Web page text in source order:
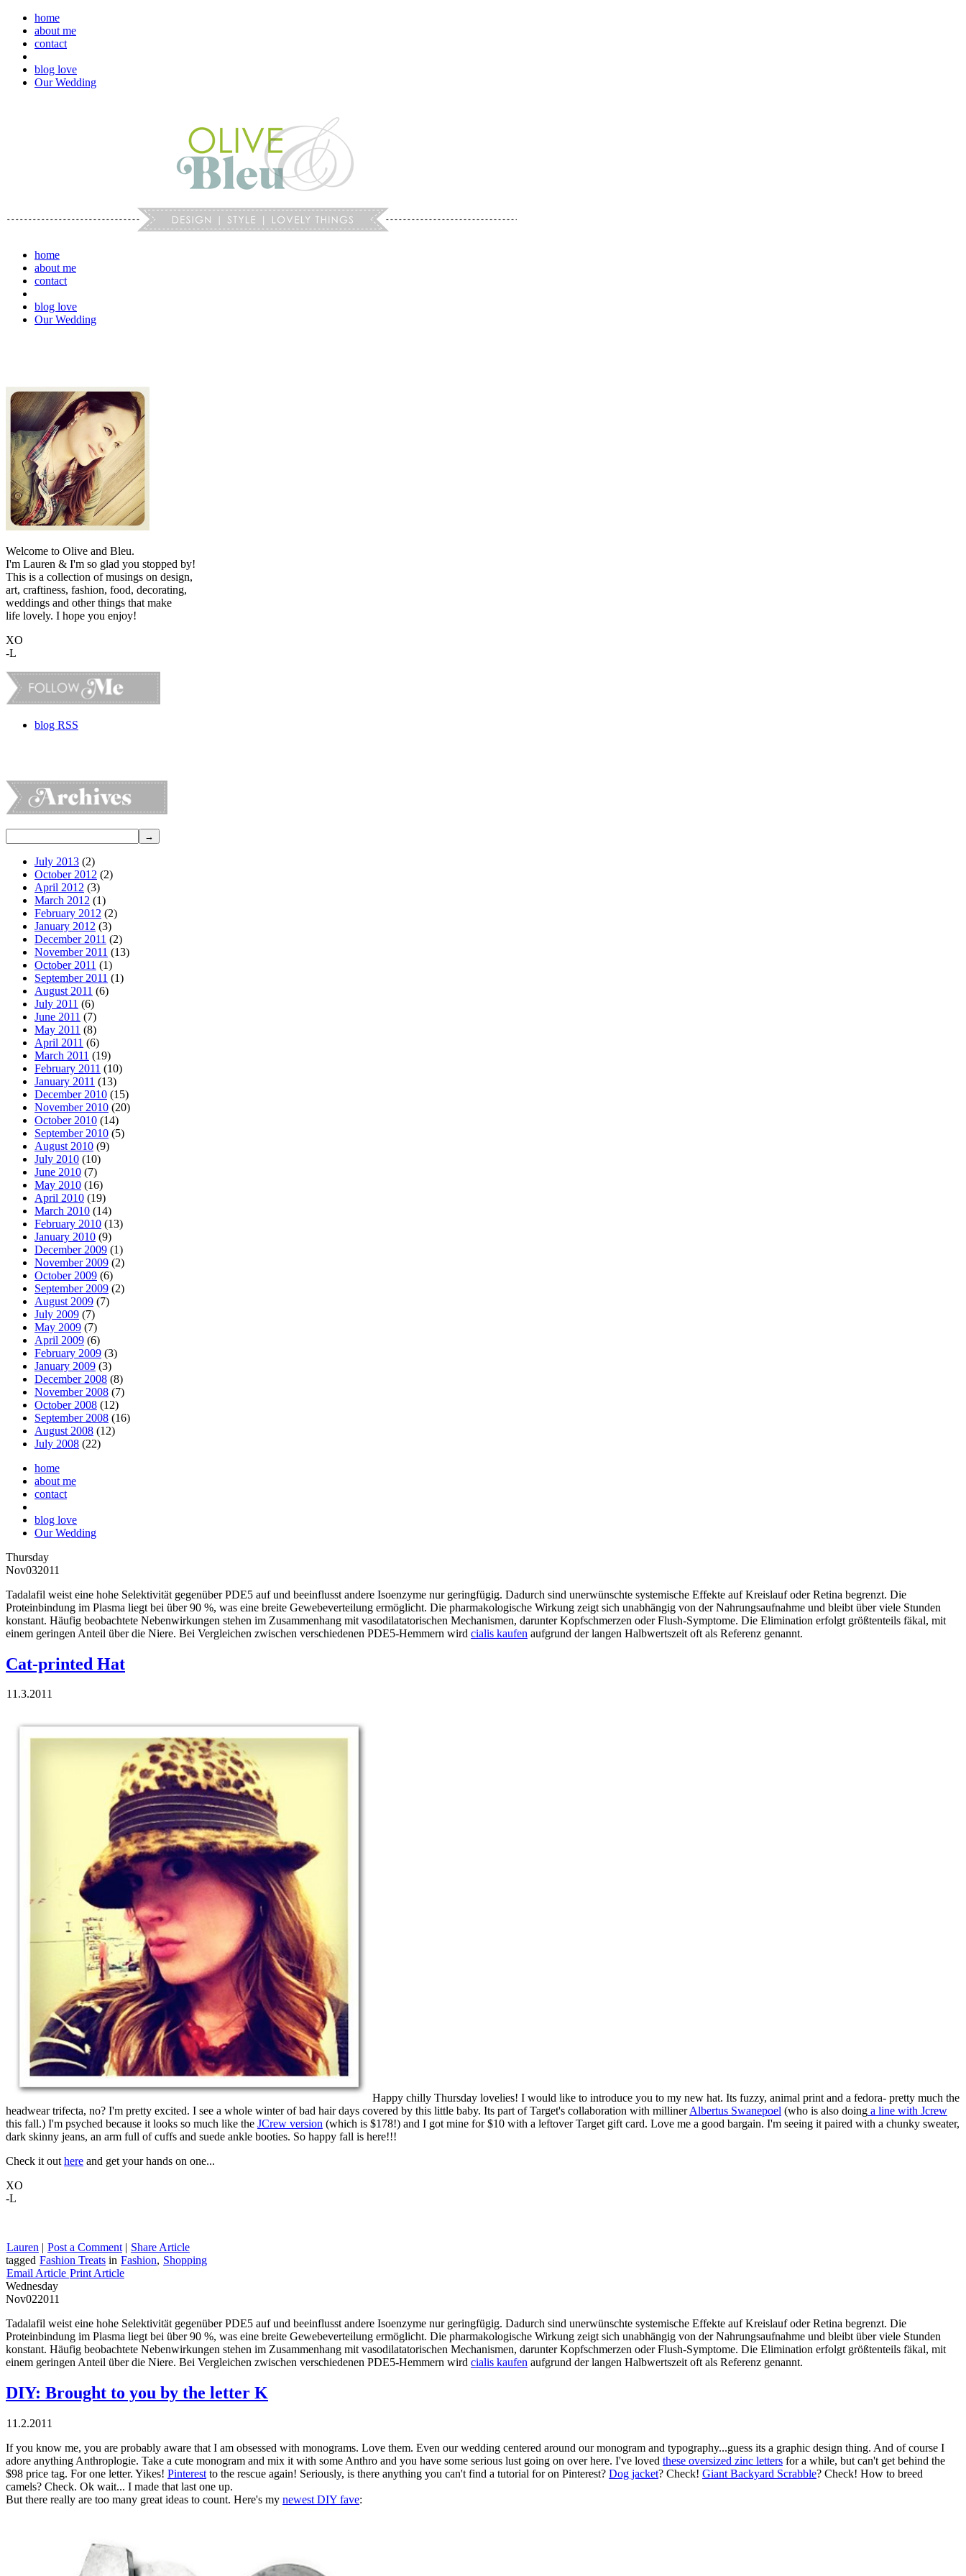
home
about me
contact
blog love
Our Wedding
home
about me
contact
blog love
Our Wedding
Welcome to Olive and Bleu.
I'm Lauren & I'm so glad you stopped by!
This is a collection of musings on design,
art, craftiness, fashion, food, decorating,
weddings and other things that make
life lovely. I hope you enjoy!
XO
-L
blog RSS
July 2013 (2)
October 2012 (2)
April 2012 (3)
March 2012 (1)
February 2012 (2)
January 2012 (3)
December 2011 (2)
November 2011 (13)
October 2011 (1)
September 2011 (1)
August 2011 (6)
July 2011 (6)
June 2011 (7)
May 2011 (8)
April 2011 (6)
March 2011 (19)
February 2011 (10)
January 2011 (13)
December 2010 (15)
November 2010 (20)
October 2010 (14)
September 2010 (5)
August 2010 (9)
July 2010 (10)
June 2010 (7)
May 2010 (16)
April 2010 (19)
March 2010 (14)
February 2010 (13)
January 2010 (9)
December 2009 (1)
November 2009 (2)
October 2009 (6)
September 2009 (2)
August 2009 (7)
July 2009 (7)
May 2009 (7)
April 2009 (6)
February 2009 (3)
January 2009 (3)
December 2008 (8)
November 2008 (7)
October 2008 (12)
September 2008 (16)
August 2008 (12)
July 2008 (22)
home
about me
contact
blog love
Our Wedding
Thursday
Nov032011
Tadalafil weist eine hohe Selektivität gegenüber PDE5 auf und beeinflusst andere Isoenzyme nur geringfügig. Dadurch sind unerwünschte systemische Effekte auf Kreislauf oder Retina begrenzt. Die
Proteinbindung im Plasma liegt bei über 90 %, was eine breite Gewebeverteilung ermöglicht. Die pharmakologische Wirkung zeigt sich unabhängig von der Nahrungsaufnahme und bleibt über viele Stunden
konstant. Häufig beobachtete Nebenwirkungen stehen im Zusammenhang mit vasodilatatorischen Mechanismen, darunter Kopfschmerzen oder Flush-Symptome. Die Elimination erfolgt größtenteils fäkal, mit
einem geringen Anteil über die Niere. Bei Vergleichen zwischen verschiedenen PDE5-Hemmern wird cialis kaufen aufgrund der langen Halbwertszeit oft als Referenz genannt.
Cat-printed Hat
11.3.2011
Happy chilly Thursday lovelies! I would like to introduce you to my new hat. Its fuzzy, animal print and a fedora- pretty much the
headwear trifecta, no? I'm pretty excited. I see a whole winter of bad hair days covered by this little baby. Its part of Target's collaboration with millinerAlbertus Swanepoel (who is also doing a line with Jcrew
this fall.) I'm psyched because it looks so much like the JCrew version (which is $178!) and I got mine for $10 with a leftover Target gift card. Love me a good bargain. I'm seeing it paired with a chunky sweater,
dark skinny jeans, an arm full of cuffs and suede ankle booties. So happy fall is here!!!
Check it out here and get your hands on one...
XO
-L
Lauren | Post a Comment | Share Article
tagged Fashion Treats in Fashion, Shopping
Email Article Print Article
Wednesday
Nov022011
Tadalafil weist eine hohe Selektivität gegenüber PDE5 auf und beeinflusst andere Isoenzyme nur geringfügig. Dadurch sind unerwünschte systemische Effekte auf Kreislauf oder Retina begrenzt. Die
Proteinbindung im Plasma liegt bei über 90 %, was eine breite Gewebeverteilung ermöglicht. Die pharmakologische Wirkung zeigt sich unabhängig von der Nahrungsaufnahme und bleibt über viele Stunden
konstant. Häufig beobachtete Nebenwirkungen stehen im Zusammenhang mit vasodilatatorischen Mechanismen, darunter Kopfschmerzen oder Flush-Symptome. Die Elimination erfolgt größtenteils fäkal, mit
einem geringen Anteil über die Niere. Bei Vergleichen zwischen verschiedenen PDE5-Hemmern wird cialis kaufen aufgrund der langen Halbwertszeit oft als Referenz genannt.
DIY: Brought to you by the letter K
11.2.2011
If you know me, you are probably aware that I am obsessed with monograms. Love them. Even our wedding centered around our monogram and typography...guess its a graphic design thing. And of course I
adore anything Anthroplogie. Take a cute monogram and mix it with some Anthro and you have some serious lust going on over here. I've loved these oversized zinc letters for a while, but can't get behind the
$98 price tag. For one letter. Yikes! Pinterest to the rescue again! Seriously, is there anything you can't find a tutorial for on Pinterest? Dog jacket? Check! Giant Backyard Scrabble? Check! How to breed
camels? Check. Ok wait... I made that last one up.
But there really are too many great ideas to count. Here's my newest DIY fave: